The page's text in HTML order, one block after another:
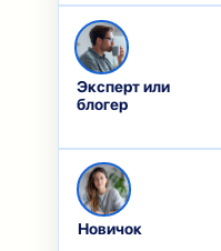
Новичок
Эксперт или
блогер